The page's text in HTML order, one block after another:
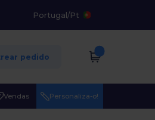
Portugal/Pt
pedido
Vendas Personaliza-o!